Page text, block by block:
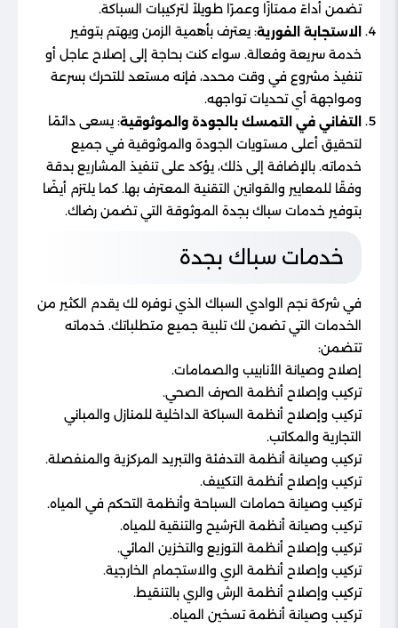
تضمن أداءً ممتازًا وعمرًا طويلاً لتركيبات السباكة.
الاستجابة الفورية: يعترف بأهمية الزمن ويهتم بتوفير
خدمة سريعة وفعالة. سواء كنت بحاجة إلى إصلاح عاجل أو
تنفيذ مشروع في وقت محدد، فإنه مستعد للتحرك بسرعة
ومواجهة أي تحديات تواجهه.
التفاني في التمسك بالجودة والموثوقية: يسعى دائمًا
لتحقيق أعلى مستويات الجودة والموثوقية في جميع
خدماته. بالإضافة إلى ذلك، يؤكد على تنفيذ المشاريع بدقة
وفقًا للمعايير والقوانين التقنية المعترف بها. كما يلتزم أيضًا
بتوفير خدمات سباك بجدة الموثوقة التي تضمن رضاك.
خدمات سباك بجدة
في شركة نجم الوادي السباك الذي نوفره لك يقدم الكثير من
الخدمات التي تضمن لك تلبية جميع متطلباتك. خدماته
تتضمن:
إصلاح وصيانة الأنابيب والصمامات.
تركيب وإصلاح أنظمة الصرف الصحي.
تركيب وإصلاح أنظمة السباكة الداخلية للمنازل والمباني
التجارية والمكاتب.
تركيب وصيانة أنظمة التدفئة والتبريد المركزية والمنفصلة.
تركيب وإصلاح أنظمة التكييف.
تركيب وصيانة حمامات السباحة وأنظمة التحكم في المياه.
تركيب وصيانة أنظمة الترشيح والتنقية للمياه.
تركيب وإصلاح أنظمة التوزيع والتخزين المائي.
تركيب وإصلاح أنظمة الري والاستجمام الخارجية.
تركيب وإصلاح أنظمة الرش والري بالتنقيط.
تركيب وصيانة أنظمة تسخين المياه.